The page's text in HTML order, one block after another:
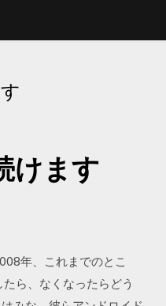
けます
年、これまでのとこ
ら、なくなったらどう